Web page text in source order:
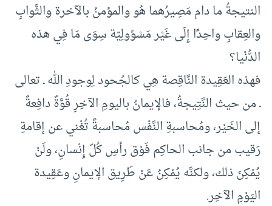
النتيجةُ ما دام مَصِيرُهما هُو والمؤمنُ بالآخرة والثَّوابِ
والعِقابِ واحِدًا إِلَى غَيْر مَسْؤولِيّة سِوَى مَا فِي هذه
الدُّنْيا؟
فهذه العَقِيدة النَّاقِصة هِي كالجُحود لِوجودِ الله ـ تعالى
ـ من حيث النَّتِيجةُ، فالإيمانُ باليومِ الآخِرِ قُوَّةٌ دافِعةٌ
إلى الخَيْر، ومُحاسبةِ النَّفْس مُحاسبةً تُغْني عن إقامةِ
رَقيب من جانب الحاكِم فَوْق رأسِ كُلّ إِنْسانِ، ولَنْ
يُمْكِنَ ذلك، ولكنَّه يُمْكِنُ عَنْ طَرِيق الإيمانِ وعَقِيدة
اليَوْمِ الآخِر.